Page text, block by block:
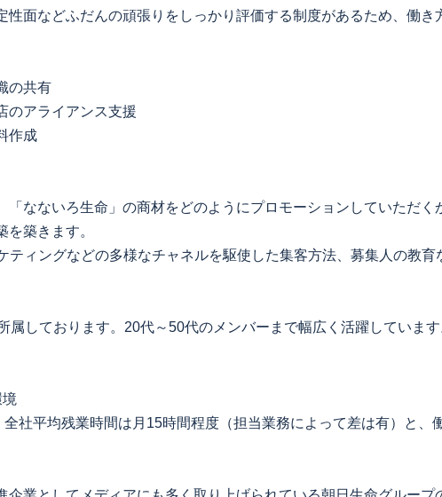
性面などふだんの頑張りをしっかり評価する制度があるため、働き
の共有
のアライアンス支援
作成
「なないろ生命」の商材をどのようにプロモーションしていただく
築きます。
ティングなどの多様なチャネルを駆使した集客方法、募集人の教育
しております。20代～50代のメンバーまで幅広く活躍しています
社平均残業時間は月15時間程度（担当業務によって差は有）と、